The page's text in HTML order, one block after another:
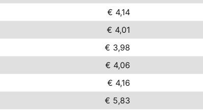
€ 4,14
€ 4,01
€ 3,98
€ 4,06
€ 4,16
€ 5,83